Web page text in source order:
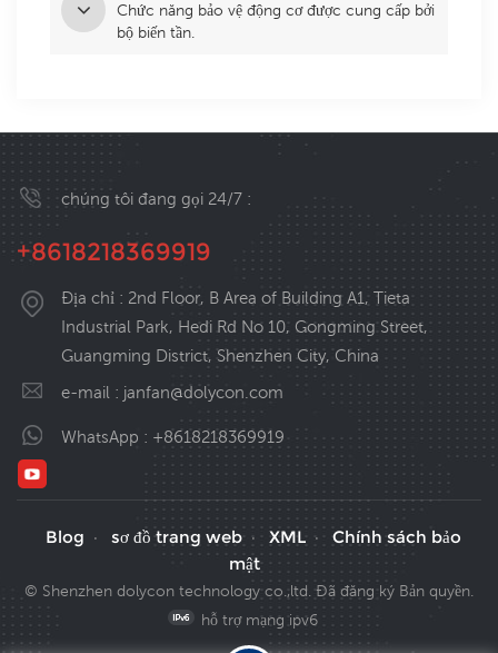
Chức năng bảo vệ động cơ được cung cấp bởi
bộ biến tần.
chúng tôi đang gọi 24/7 :
+8618218369919
Địa chỉ : 2nd Floor, B Area of Building A1, Tieta
Industrial Park, Hedi Rd No 10, Gongming Street,
Guangming District, Shenzhen City, China
e-mail : janfan@dolycon.com
WhatsApp : +8618218369919
Blog · sơ đồ trang web · XML ·
Chính sách bảo
mật
© Shenzhen dolycon technology co.,ltd. Đã đăng ký Bản quyền.
hỗ trợ mạng ipv6